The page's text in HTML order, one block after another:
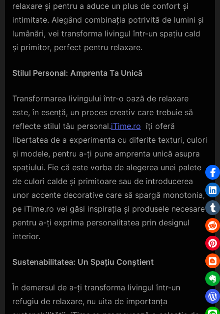
relaxare și pentru a aduce un plus de confort și
intimitate. Alegând combinația potrivită de lumini și
lumânări, vei transforma livingul într-un spațiu cald
și primitor, perfect pentru relaxare.
Stilul Personal: Amprenta Ta Unică
Transformarea livingului într-o oază de relaxare
este, în esență, un proces creativ care trebuie să
reflecte stilul tău personal.iTime.ro îți oferă
libertatea de a experimenta cu diferite texturi, culori
și modele, pentru a-ți pune amprenta unică asupra
spațiului. Fie că este vorba de alegerea unei palete
de culori calde și primitoare sau de introducerea
unor accente decorative care să spargă monotonia,
pe iTime.ro vei găsi inspirația și produsele necesare
pentru a-ți exprima personalitatea prin designul
interior.
Sustenabilitatea: Un Spațiu Conștient
În demersul de a-ți transforma livingul într-un
refugiu de relaxare, nu uita de importanța